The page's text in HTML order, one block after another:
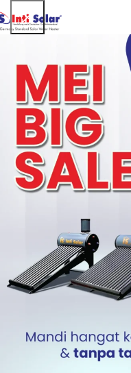
Manfaat
Pemanas air tenaga
karena proses
berasal dari sumber
demikian, air panas